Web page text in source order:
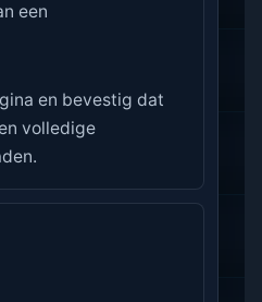
een
en bevestig dat
volledige